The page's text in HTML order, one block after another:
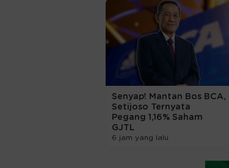
Senyap! Mantan Bos BCA,
Setijoso Ternyata
Pegang 1,16% Saham
GJTL
6 jam yang lalu